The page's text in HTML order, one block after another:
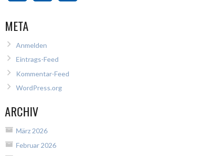
META
Anmelden
Eintrags-Feed
Kommentar-Feed
WordPress.org
ARCHIV
März 2026
Februar 2026